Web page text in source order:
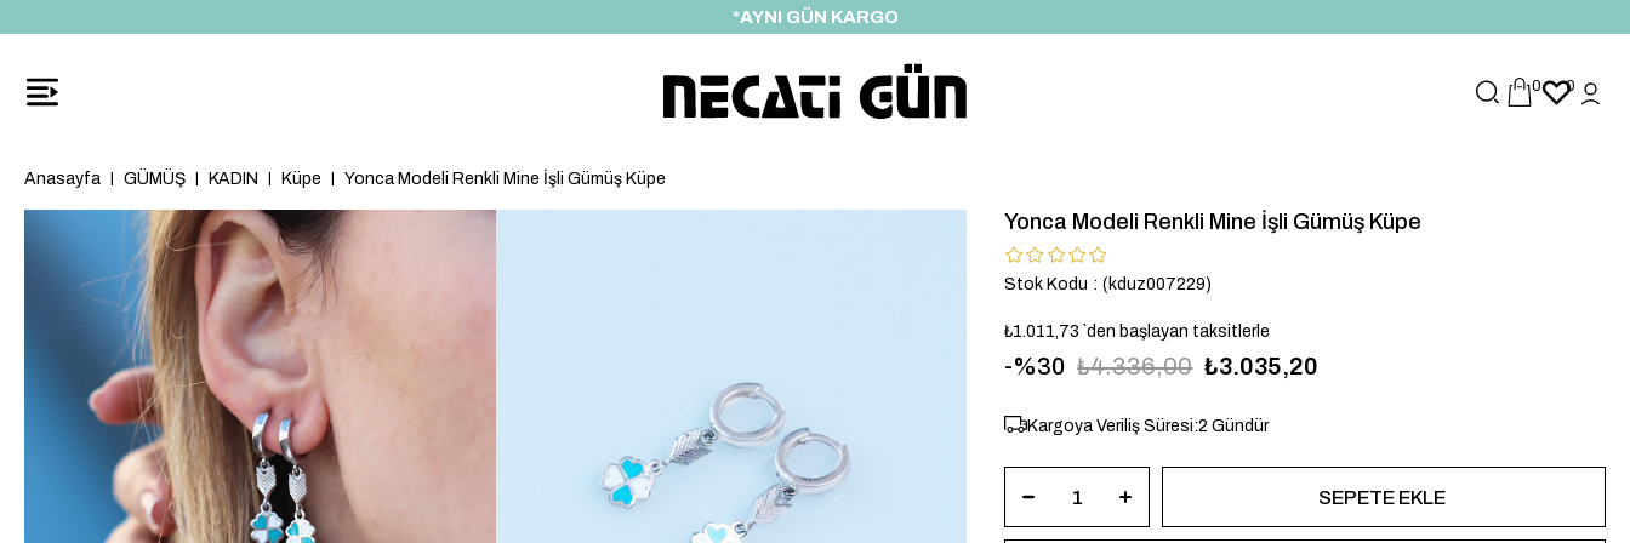
*HEDİYE PAKETİ & NOTU
0 0
Anasayfa GÜMÜŞ KADIN Küpe Yonca Modeli Renkli Mine İşli Gümüş Küpe
Yonca Modeli Renkli Mine İşli Gümüş Küpe
Stok Kodu (kduz007229)
₺1.011,73 `den başlayan taksitlerle
30 ₺4.336,00 ₺3.035,20
Kargoya Veriliş Süresi:2 Gündür